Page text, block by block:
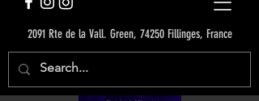
2091 Rte de la Vall. Green, 74250 Fillinges, France